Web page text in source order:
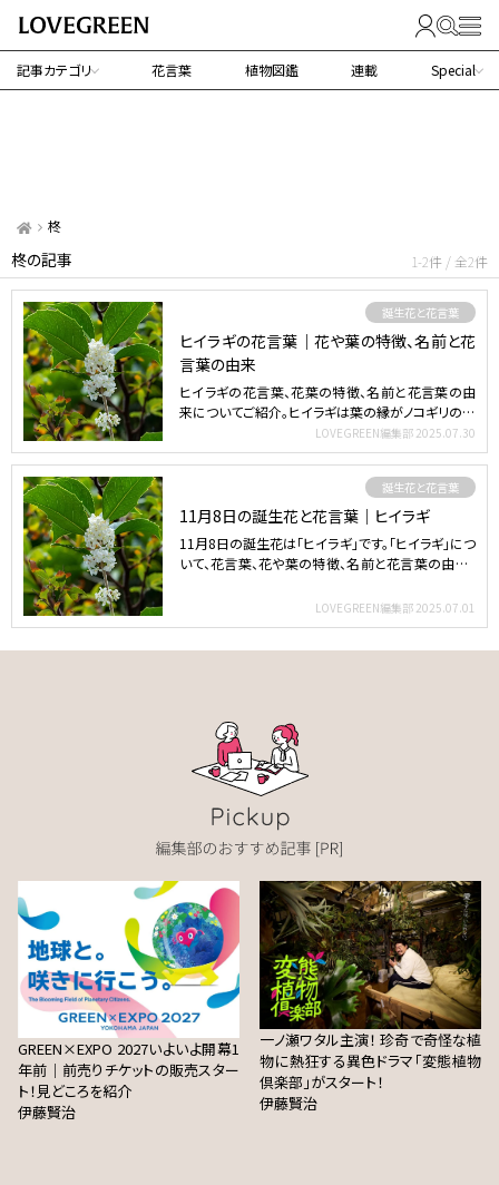
記事カテゴリ 花言葉 植物図鑑 連載 Special
柊
柊の記事 1-2件 / 全2件
誕生花と花言葉
ヒイラギの花言葉｜花や葉の特徴、名前と花
言葉の由来
ヒイラギの花言葉、花葉の特徴、名前と花言葉の由
来についてご紹介。ヒイラギは葉の縁がノコギリの歯
LOVEGREEN編集部 2025.07.30
誕生花と花言葉
11月8日の誕生花と花言葉｜ヒイラギ
11月8日の誕生花は「ヒイラギ」です。「ヒイラギ」につ
いて、花言葉、花や葉の特徴、名前と花言葉の由来、
LOVEGREEN編集部 2025.07.01
GREEN×EXPO 2027いよいよ開幕1
年前｜前売りチケットの販売スター
ト！見どころを紹介
伊藤賢治
一ノ瀬ワタル主演！ 珍奇で奇怪な植
物に熱狂する異色ドラマ「変態植物
倶楽部」がスタート！
伊藤賢治